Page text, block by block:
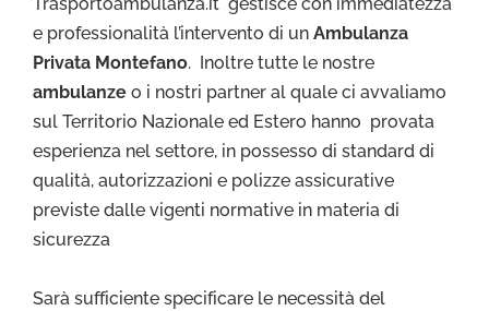
Trasportoambulanza.it gestisce con immediatezza
e professionalità l’intervento di un Ambulanza
Privata Montefano. Inoltre tutte le nostre
ambulanze o i nostri partner al quale ci avvaliamo
sul Territorio Nazionale ed Estero hanno provata
esperienza nel settore, in possesso di standard di
qualità, autorizzazioni e polizze assicurative
previste dalle vigenti normative in materia di
sicurezza
Sarà sufficiente specificare le necessità del